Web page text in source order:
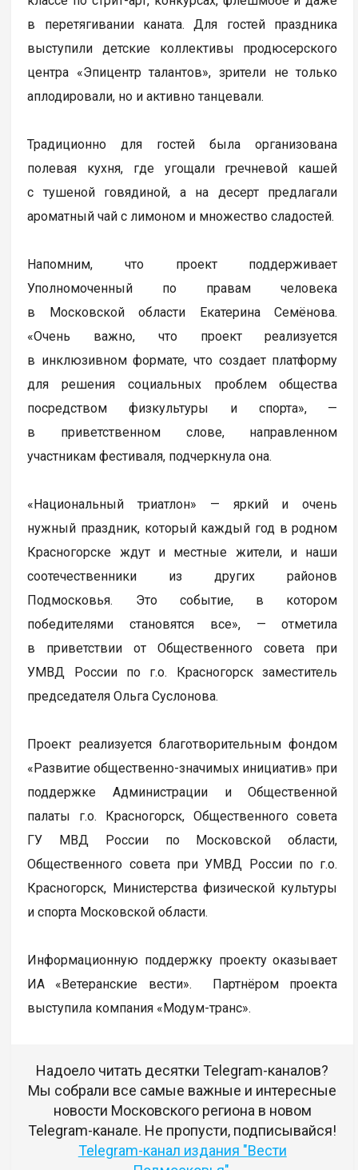
в перетягивании каната. Для гостей праздника
выступили детские коллективы продюсерского
центра «Эпицентр талантов», зрители не только
аплодировали, но и активно танцевали.
Традиционно для гостей была организована
полевая кухня, где угощали гречневой кашей
с тушеной говядиной, а на десерт предлагали
ароматный чай с лимоном и множество сладостей.
Напомним, что проект поддерживает
Уполномоченный по правам человека
в Московской области Екатерина Семёнова.
«Очень важно, что проект реализуется
в инклюзивном формате, что создает платформу
для решения социальных проблем общества
посредством физкультуры и спорта», —
в приветственном слове, направленном
участникам фестиваля, подчеркнула она.
«Национальный триатлон» — яркий и очень
нужный праздник, который каждый год в родном
Красногорске ждут и местные жители, и наши
соотечественники из других районов
Подмосковья. Это событие, в котором
победителями становятся все», — отметила
в приветствии от Общественного совета при
УМВД России по г.о. Красногорск заместитель
председателя Ольга Суслонова.
Проект реализуется благотворительным фондом
«Развитие общественно-значимых инициатив» при
поддержке Администрации и Общественной
палаты г.о. Красногорск, Общественного совета
ГУ МВД России по Московской области,
Общественного совета при УМВД России по г.о.
Красногорск, Министерства физической культуры
и спорта Московской области.
Информационную поддержку проекту оказывает
ИА «Ветеранские вести». Партнёром проекта
выступила компания «Модум-транс».
Надоело читать десятки Telegram-каналов?
Мы собрали все самые важные и интересные
новости Московского региона в новом
Telegram-канале. Не пропусти, подписывайся!
Telegram-канал издания "Вести